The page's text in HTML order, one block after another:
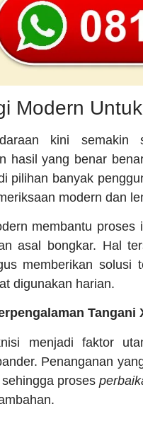
Modern
kini semakin
hasil yang benar
pilihan banyak
modern dan
membantu
asal bongkar. Hal
memberikan solusi
digunakan harian.
Tangani
menjadi faktor
Penanganan
proses